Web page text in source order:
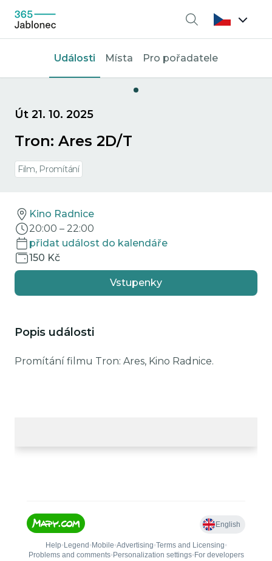
Vyhledávání
Události Místa Pro pořadatele
Út 21. 10. 2025
Tron: Ares 2D/T
Film, Promítání
Kino Radnice
20:00 – 22:00
přidat událost do kalendáře
150 Kč
Vstupenky
Popis události
Promítání filmu Tron: Ares, Kino Radnice.